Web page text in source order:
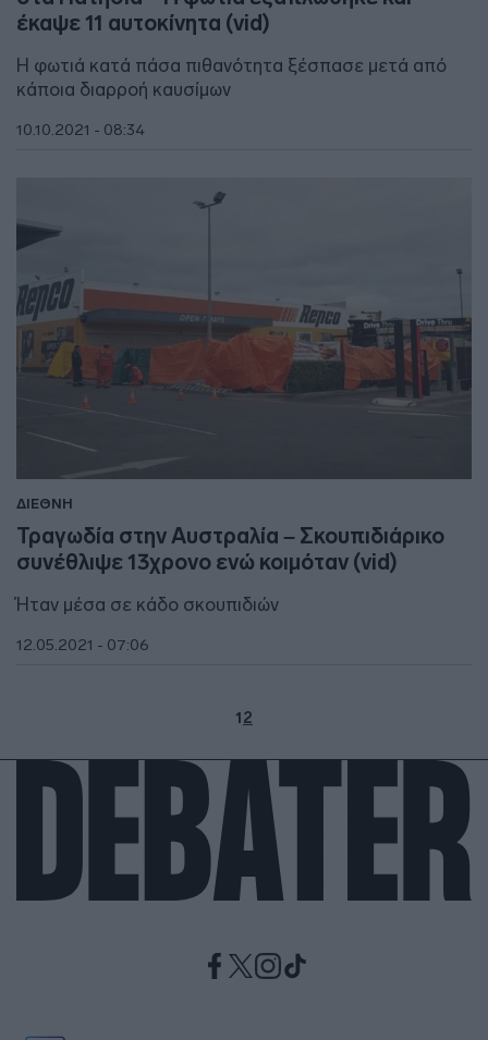
έκαψε 11 αυτοκίνητα (vid)
Η φωτιά κατά πάσα πιθανότητα ξέσπασε μετά από
κάποια διαρροή καυσίμων
10.10.2021 - 08:34
ΔΙΕΘΝΗ
Τραγωδία στην Αυστραλία – Σκουπιδιάρικο
συνέθλιψε 13χρονο ενώ κοιμόταν (vid)
Ήταν μέσα σε κάδο σκουπιδιών
12.05.2021 - 07:06
12